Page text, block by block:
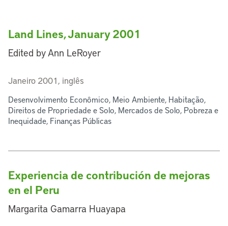
Land Lines, January 2001
Edited by Ann LeRoyer
Janeiro 2001, inglês
Desenvolvimento Econômico, Meio Ambiente, Habitação,
Direitos de Propriedade e Solo, Mercados de Solo, Pobreza e
Inequidade, Finanças Públicas
Experiencia de contribución de mejoras
en el Peru
Margarita Gamarra Huayapa